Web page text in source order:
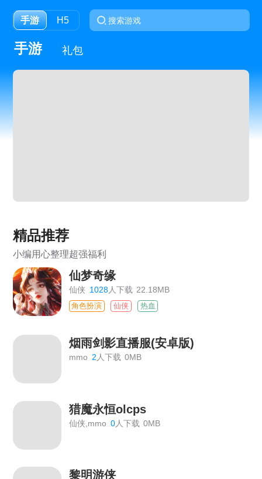
手游 H5
手游 礼包
精品推荐
小编用心整理超强福利
仙梦奇缘
仙侠 1028人下载 22.18MB
角色扮演 仙侠 热血
烟雨剑影直播服(安卓版)
mmo 2人下载 0MB
猎魔永恒olcps
仙侠,mmo 0人下载 0MB
黎明游侠